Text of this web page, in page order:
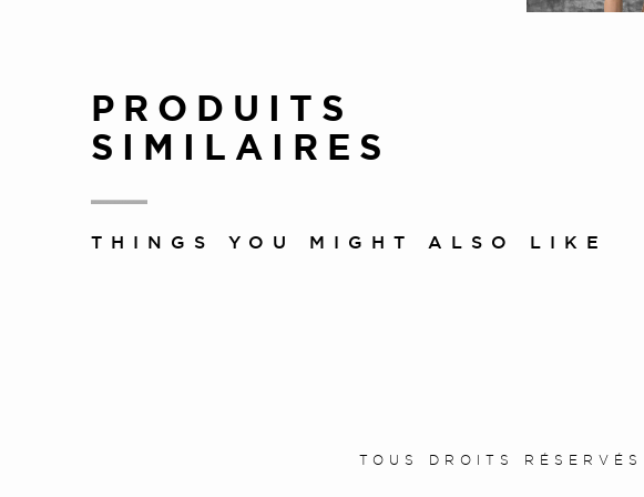
PRODUITS
SIMILAIRES
THINGS YOU MIGHT ALSO LIKE
TOUS DROITS